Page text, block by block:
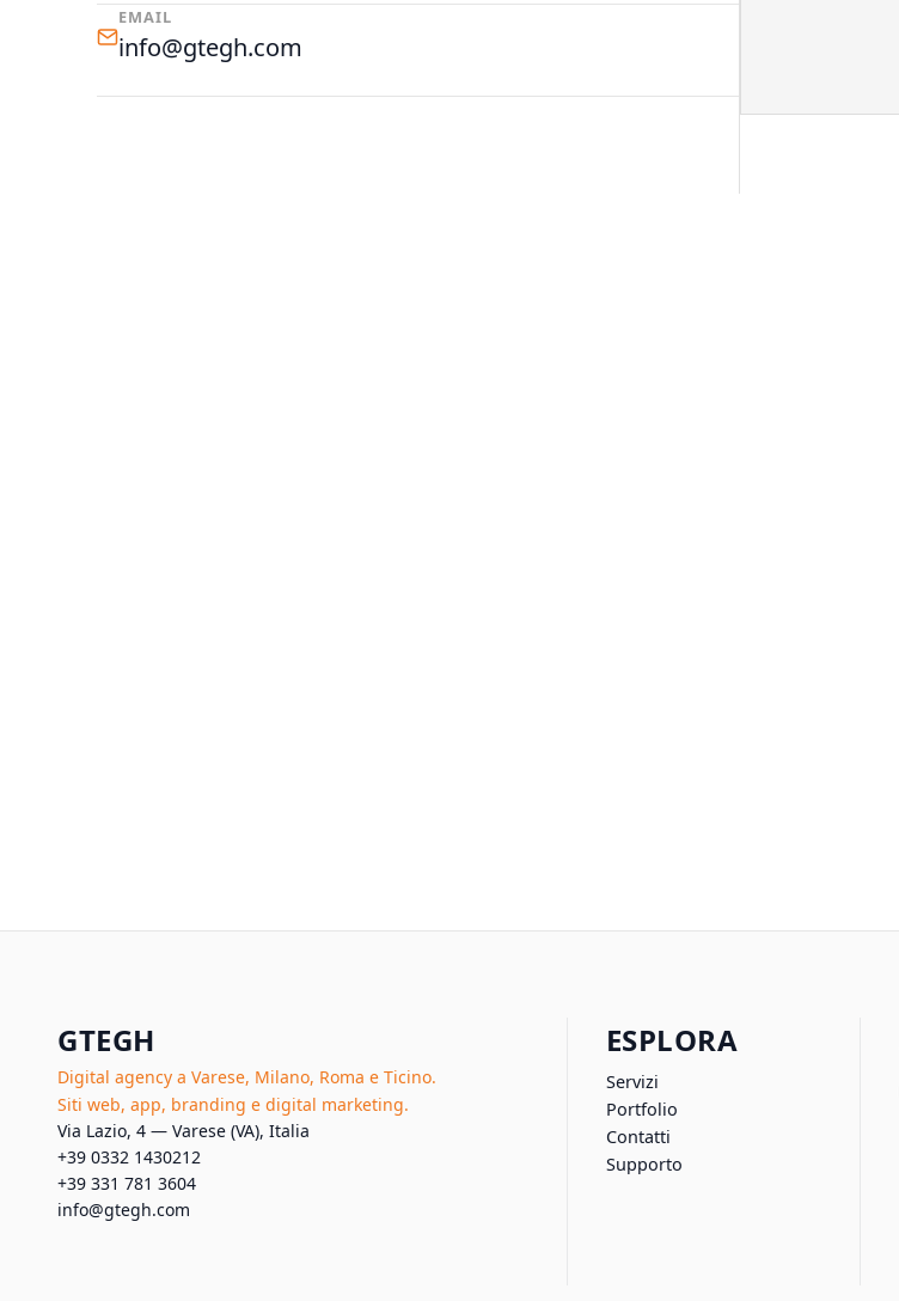
EMAIL
info@gtegh.com
GTEGH
Digital agency a Varese, Milano, Roma e Ticino.
Siti web, app, branding e digital marketing.
Via Lazio, 4 — Varese (VA), Italia
+39 0332 1430212
+39 331 781 3604
info@gtegh.com
ESPLORA
Servizi
Portfolio
Contatti
Supporto